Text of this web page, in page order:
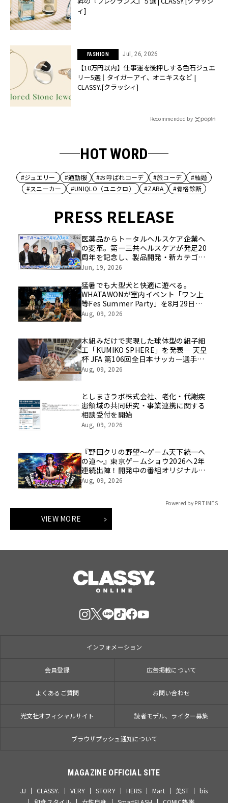
ィ]
FASHION Jul, 26, 2026
【10万円以内】仕事運を後押しする色石ジュエ
リー5選｜タイガーアイ、オニキスなど |
CLASSY.[クラッシィ]
Recommended by
HOT WORD
#ジュエリー #通勤服 #お呼ばれコーデ #旅コーデ
#結婚
#スニーカー
#UNIQLO（ユニクロ） #ZARA #骨格診断
PRESS RELEASE
医薬品からトータルヘルスケア企業へ
の変革。第一三共ヘルスケアが発足20
周年を記念し、製品開発・新カテゴリ
挑戦の舞台や旧社統合時のエピソード
像を公開！
Jun, 19, 2026
猛暑でも大型犬と快適に遊べる。
WHATAWONが室内イベント「ワン上
等Fes Summer Party」を8月29日開
催
Aug, 09, 2026
木組みだけで実現した球体型の組子細
工「KUMIKO SPHERE」を発表― 天皇
杯 JFA 第106回全日本サッカー選手権
大会の公式ビジュアルにも採用 ―
Aug, 09, 2026
としまさラボ株式会社、老化・代謝疾
患領域の共同研究・事業連携に関する
相談受付を開始
Aug, 09, 2026
『野田クリの野望～ゲーム天下統一へ
の道～』東京ゲームショウ2026へ2年
連続出陣！開発中の番組オリジナルゲ
ームを世界最速体験！失敗したら即
Aug, 09, 2026
Powered by PR TIMES
VIEW MORE
インフォメーション
会員登録 広告掲載について
よくあるご質問 お問い合わせ
光文社オフィシャルサイト 読者モデル、ライター募集
ブラウザプッシュ通知について
MAGAZINE OFFICIAL SITE
JJ CLASSY. VERY STORY HERS Mart 美ST
bis